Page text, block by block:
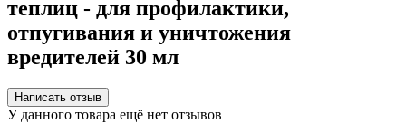
теплиц - для профилактики,
отпугивания и уничтожения
вредителей 30 мл
Написать отзыв
У данного товара ещё нет отзывов